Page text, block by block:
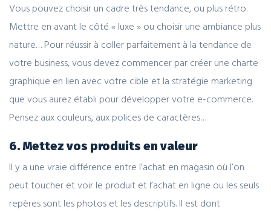
Vous pouvez choisir un cadre très tendance, ou plus rétro.
Mettre en avant le côté « luxe » ou choisir une ambiance plus
nature… Pour réussir à coller parfaitement à la tendance de
votre business, vous devez commencer par créer une charte
graphique en lien avec votre cible et la stratégie marketing
que vous aurez établi pour développer votre e-commerce.
Pensez aux couleurs, aux polices de caractères…
6. Mettez vos produits en valeur
Il y a une vraie différence entre l’achat en magasin où l’on
peut toucher et voir le produit et l’achat en ligne ou les seuls
repères sont les photos et les descriptifs. Il est dont